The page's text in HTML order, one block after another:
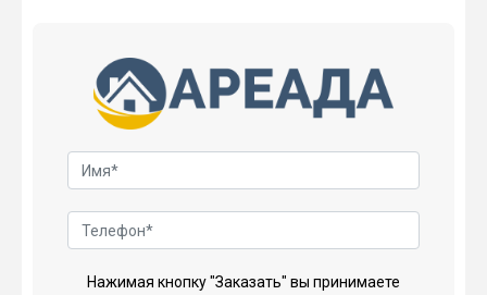
Нажимая кнопку "Заказать" вы принимаете